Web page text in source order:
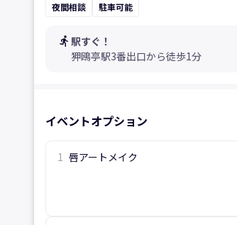
夜間相談 駐車可能
directions_run 駅すぐ！
狎鴎亭駅3番出口から徒歩1分
イベントオプション
1 唇アートメイク